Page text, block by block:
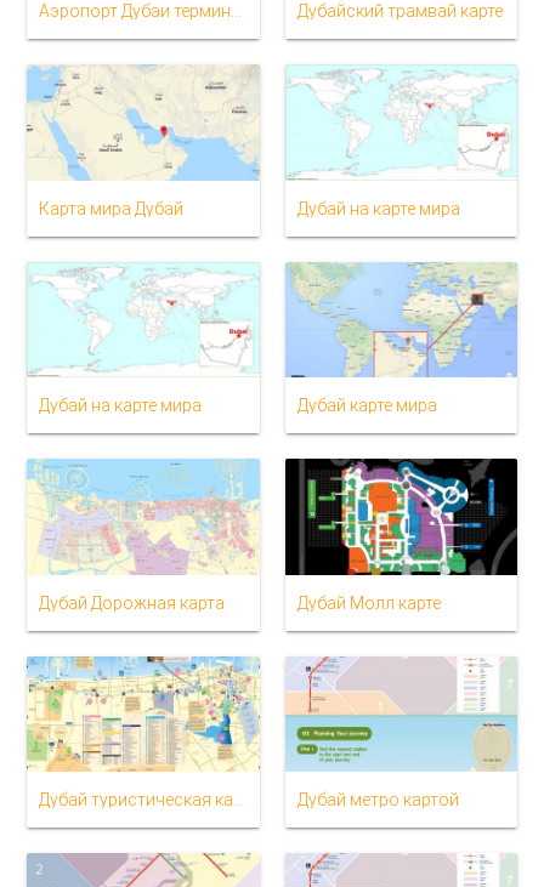
Аэропорт Дубаи терминал 3 карте Дубайский трамвай карте
Карта мира Дубай Дубай на карте мира
Дубай на карте мира Дубай карте мира
Дубай Дорожная карта Дубай Молл карте
Дубай туристическая карта Дубай метро картой